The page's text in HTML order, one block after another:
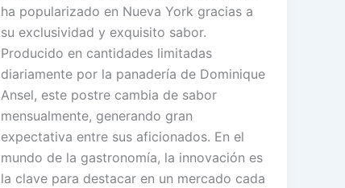
ha popularizado en Nueva York gracias a
su exclusividad y exquisito sabor.
Producido en cantidades limitadas
diariamente por la panadería de Dominique
Ansel, este postre cambia de sabor
mensualmente, generando gran
expectativa entre sus aficionados. En el
mundo de la gastronomía, la innovación es
la clave para destacar en un mercado cada